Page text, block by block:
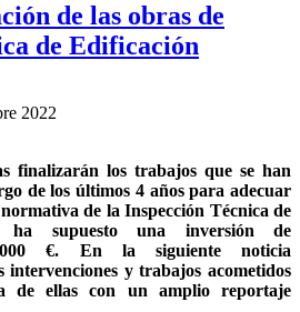
de las obras de
de Edificación
2022
finalizarán los trabajos que se han
de los últimos 4 años para adecuar
de la Inspección Técnica de
ha supuesto una inversión de
€. En la siguiente noticia
intervenciones y trabajos acometidos
de ellas con un amplio reportaje